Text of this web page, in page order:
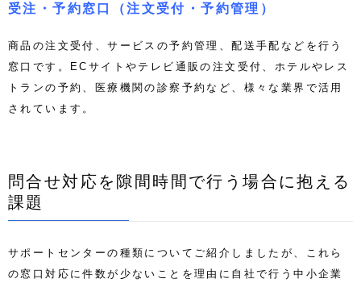
受注・予約窓口（注文受付・予約管理）
商品の注文受付、サービスの予約管理、配送手配などを行う
窓口です。ECサイトやテレビ通販の注文受付、ホテルやレス
トランの予約、医療機関の診察予約など、様々な業界で活用
されています。
問合せ対応を隙間時間で行う場合に抱える
課題
サポートセンターの種類についてご紹介しましたが、これら
の窓口対応に件数が少ないことを理由に自社で行う中小企業